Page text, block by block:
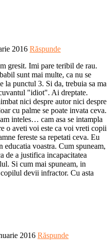
2016 Răspunde
gresit. Imi pare teribil de rau.
sunt mai multe, ca nu se
la punctul 3. Si da, trebuia sa ma
"idiot". Ai dreptate.
nici despre autor nici despre
cu palme se poate invata ceva.
inteles… cam asa se intampla
o aveti voi este ca voi vreti copii
fereste sa repetati ceva. Eu
voastra. Cum spuneam,
de a justifica incapacitatea
Si cum mai spuneam, in
devii infractor. Cu asta
2016 Răspunde